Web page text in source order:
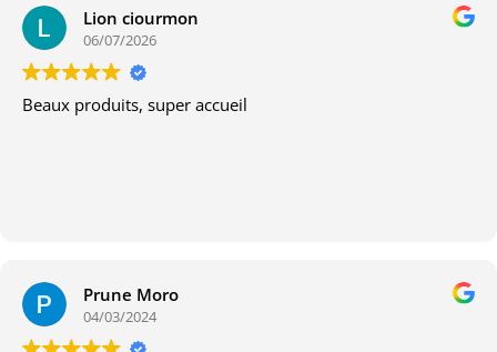
Lion ciourmon
06/07/2026
Beaux produits, super accueil
Prune Moro
04/03/2024